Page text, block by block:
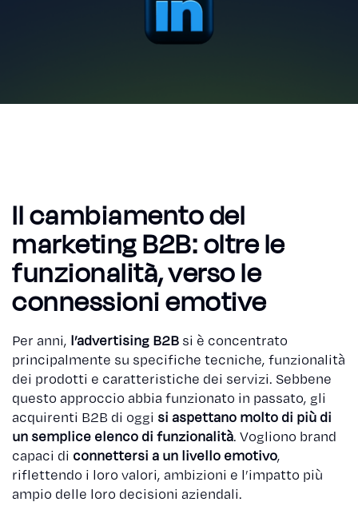
Il cambiamento del
marketing B2B: oltre le
funzionalità, verso le
connessioni emotive
Per anni, l’advertising B2B si è concentrato
principalmente su specifiche tecniche, funzionalità
dei prodotti e caratteristiche dei servizi. Sebbene
questo approccio abbia funzionato in passato, gli
acquirenti B2B di oggi si aspettano molto di più di
un semplice elenco di funzionalità. Vogliono brand
capaci di connettersi a un livello emotivo,
riflettendo i loro valori, ambizioni e l’impatto più
ampio delle loro decisioni aziendali.